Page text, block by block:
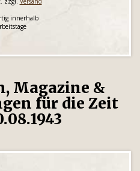
innerhalb
Magazine &
für die Zeit